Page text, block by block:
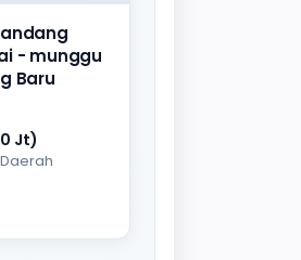
- munggu
Baru
Jt)